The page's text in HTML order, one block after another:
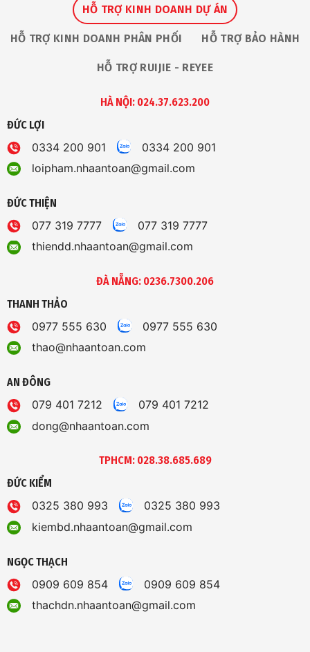
HỖ TRỢ KINH DOANH DỰ ÁN
HỖ TRỢ KINH DOANH PHÂN PHỐI HỖ TRỢ BẢO HÀNH
HỖ TRỢ RUIJIE - REYEE
HÀ NỘI: 024.37.623.200
ĐỨC LỢI
0334 200 901
0334 200 901
loipham.nhaantoan@gmail.com
ĐỨC THIỆN
077 319 7777
077 319 7777
thiendd.nhaantoan@gmail.com
ĐÀ NẴNG: 0236.7300.206
THANH THẢO
0977 555 630
0977 555 630
thao@nhaantoan.com
AN ĐÔNG
079 401 7212
079 401 7212
dong@nhaantoan.com
TPHCM: 028.38.685.689
ĐỨC KIỂM
0325 380 993
0325 380 993
kiembd.nhaantoan@gmail.com
NGỌC THẠCH
0909 609 854
0909 609 854
thachdn.nhaantoan@gmail.com